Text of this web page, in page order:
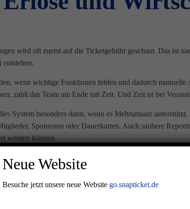
wird oft zuerst auf die Ticketgebühr geschaut. Das ist
wenn wichtige Funktionen fehlen und dadurch manuelle
zahlt das Team am Ende mit Zeit. Und Zeit ist bei
System besonders dann, wenn es Mehrumsatz
Sponsoren oder Dauerkarten. Auch saubere
werden können.
verstehen, wie sich Ticketgebühren, Payment-
entscheidet diese Klarheit schnell über die
ist kein
Neue Website
Besuche jetzt unsere neue Website go.snapticket.de